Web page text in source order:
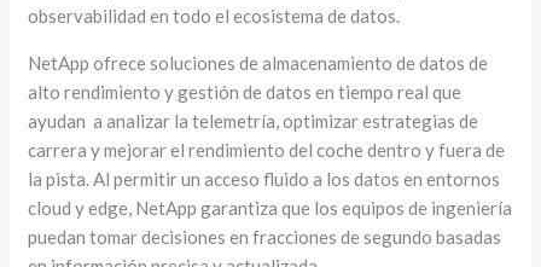
observabilidad en todo el ecosistema de datos.
NetApp ofrece soluciones de almacenamiento de datos de
alto rendimiento y gestión de datos en tiempo real que
ayudan a analizar la telemetría, optimizar estrategias de
carrera y mejorar el rendimiento del coche dentro y fuera de
la pista. Al permitir un acceso fluido a los datos en entornos
cloud y edge, NetApp garantiza que los equipos de ingeniería
puedan tomar decisiones en fracciones de segundo basadas